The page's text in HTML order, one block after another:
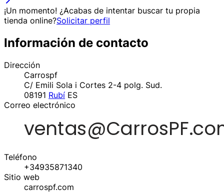
¡Un momento! ¿Acabas de intentar buscar tu propia
tienda online?Solicitar perfil
Información de contacto
Dirección
Carrospf
C/ Emili Sola i Cortes 2-4 polg. Sud.
08191 Rubí ES
Correo electrónico
Teléfono
+34935871340
Sitio web
carrospf.com